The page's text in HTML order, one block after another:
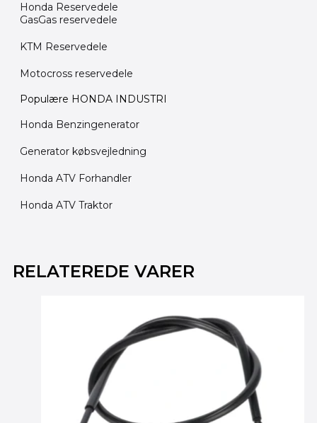
Honda Reservedele
GasGas reservedele
KTM Reservedele
Motocross reservedele
Populære HONDA INDUSTRI
Honda Benzingenerator
Generator købsvejledning
Honda ATV Forhandler
Honda ATV Traktor
RELATEREDE VARERoprindelige
pris